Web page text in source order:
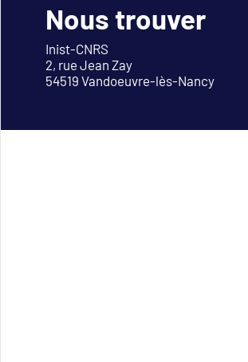
Nous trouver
Inist-CNRS
2, rue Jean Zay
54519 Vandoeuvre-lès-Nancy